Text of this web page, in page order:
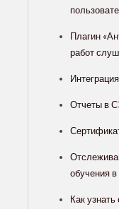
Плагин
работ
Отчеты в
обучения в
Как